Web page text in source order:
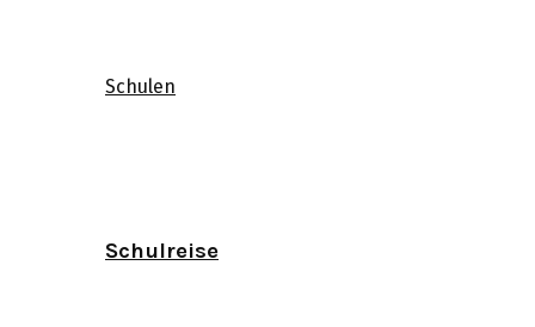
Schulen
Schulreise